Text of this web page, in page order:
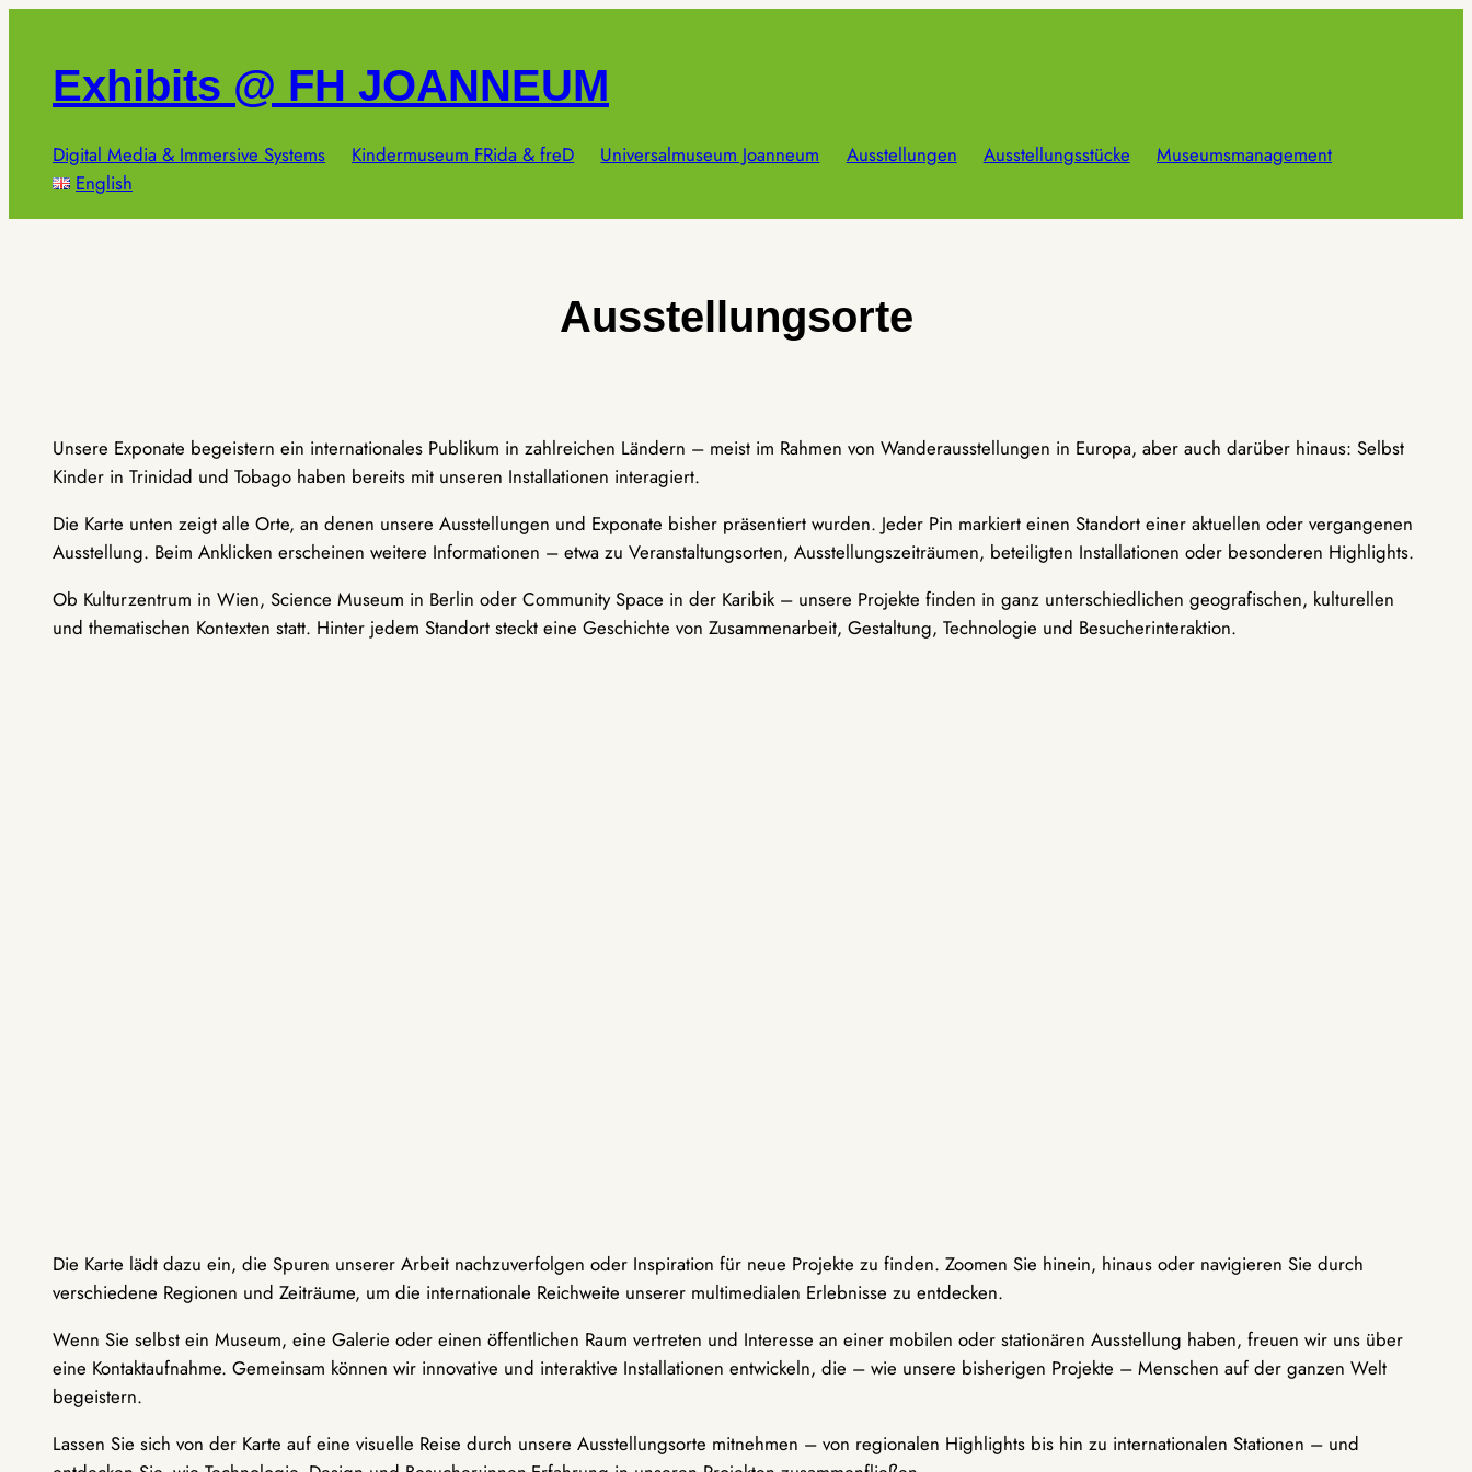
springenExhibits @ FH JOANNEUM
Digital Media & Immersive Systems Kindermuseum FRida & freD Universalmuseum Joanneum Ausstellungen Ausstellungsstücke
Museumsmanagement
English
Ausstellungsorte
Unsere Exponate begeistern ein internationales Publikum in zahlreichen Ländern – meist im Rahmen von Wanderausstellungen in Europa, aber auch darüber hinaus: Selbst
Kinder in Trinidad und Tobago haben bereits mit unseren Installationen interagiert.
Die Karte unten zeigt alle Orte, an denen unsere Ausstellungen und Exponate bisher präsentiert wurden. Jeder Pin markiert einen Standort einer aktuellen oder vergangenen
Ausstellung. Beim Anklicken erscheinen weitere Informationen – etwa zu Veranstaltungsorten, Ausstellungszeiträumen, beteiligten Installationen oder besonderen Highlights.
Ob Kulturzentrum in Wien, Science Museum in Berlin oder Community Space in der Karibik – unsere Projekte finden in ganz unterschiedlichen geografischen, kulturellen
und thematischen Kontexten statt. Hinter jedem Standort steckt eine Geschichte von Zusammenarbeit, Gestaltung, Technologie und Besucherinteraktion.
Die Karte lädt dazu ein, die Spuren unserer Arbeit nachzuverfolgen oder Inspiration für neue Projekte zu finden. Zoomen Sie hinein, hinaus oder navigieren Sie durch
verschiedene Regionen und Zeiträume, um die internationale Reichweite unserer multimedialen Erlebnisse zu entdecken.
Wenn Sie selbst ein Museum, eine Galerie oder einen öffentlichen Raum vertreten und Interesse an einer mobilen oder stationären Ausstellung haben, freuen wir uns über
eine Kontaktaufnahme. Gemeinsam können wir innovative und interaktive Installationen entwickeln, die – wie unsere bisherigen Projekte – Menschen auf der ganzen Welt
begeistern.
Lassen Sie sich von der Karte auf eine visuelle Reise durch unsere Ausstellungsorte mitnehmen – von regionalen Highlights bis hin zu internationalen Stationen – und